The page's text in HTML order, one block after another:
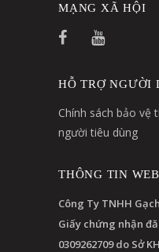
MẠNG XÃ HỘI
HỖ TRỢ NGƯỜI
Chính sách bảo vệ
người tiêu dùng
THÔNG TIN
Công Ty TNHH
Giấy chứng nhận
0309262709 do Sở